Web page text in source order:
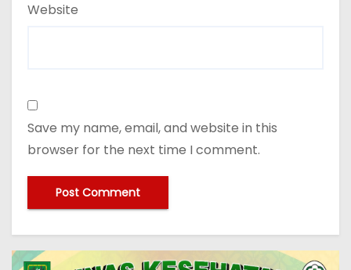
Website
Save my name, email, and website in this
browser for the next time I comment.